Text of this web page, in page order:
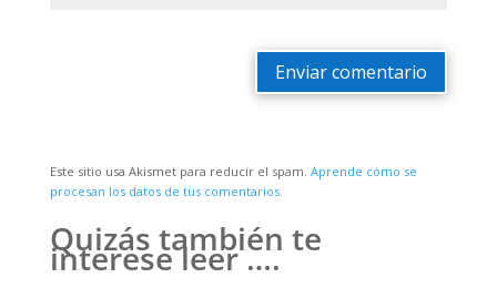
Enviar comentario
Este sitio usa Akismet para reducir el spam. Aprende cómo se
procesan los datos de tus comentarios.
Quizás también te
interese leer ….